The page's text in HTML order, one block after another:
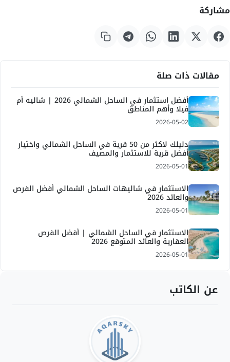
مشاركة
مقالات ذات صلة
أفضل استثمار في الساحل الشمالي 2026 | شاليه أم
فيلا وأهم المناطق
2026-05-02
دليلك لاكثر من 50 قرية في الساحل الشمالي واختيار
أفضل قرية للاستثمار والمصيف
2026-05-01
الاستثمار في شاليهات الساحل الشمالي أفضل الفرص
والعائد 2026
2026-05-01
الاستثمار في الساحل الشمالي | أفضل الفرص
العقارية والعائد المتوقع 2026
2026-05-01
عن الكاتب